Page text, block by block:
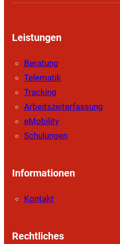
Leistungen
Beratung
Telematik
Tracking
Arbeitszeiterfassung
eMobility
Schulungen
Informationen
Kontakt
Rechtliches